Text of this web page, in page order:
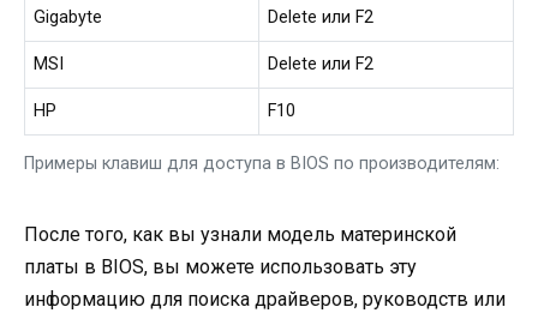
Примеры клавиш для доступа в BIOS по производителям:
Gigabyte Delete или F2
MSI Delete или F2
HP F10
После того, как вы узнали модель материнской
платы в BIOS, вы можете использовать эту
информацию для поиска драйверов, руководств или